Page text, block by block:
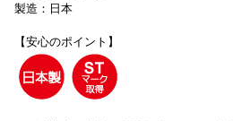
製造：日本
【安心のポイント】